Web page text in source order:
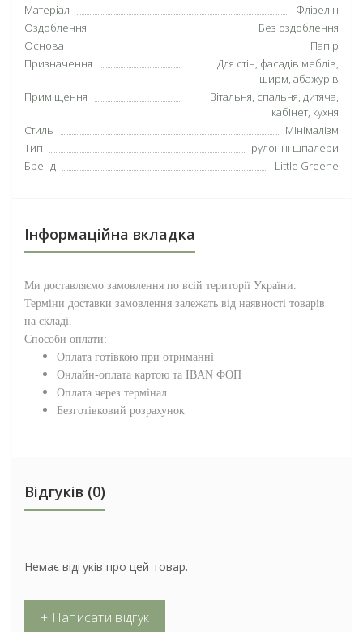
Матеріал
Флізелін
Оздоблення
Без оздоблення
Основа
Папір
Призначення
Для стін, фасадів меблів,
ширм, абажурів
Приміщення
Вітальня, спальня, дитяча,
кабінет, кухня
Стиль
Мінімалізм
Тип
рулонні шпалери
Бренд
Little Greene
Інформаційна вкладка
Ми доставляємо замовлення по всій території України.
Терміни доставки замовлення залежать від наявності товарів
на складі.
Способи оплати:
Оплата готівкою при отриманні
Онлайн-оплата картою та IBAN ФОП
Оплата через термінал
Безготівковий розрахунок
Відгуків (0)
Немає відгуків про цей товар.
+ Написати відгук